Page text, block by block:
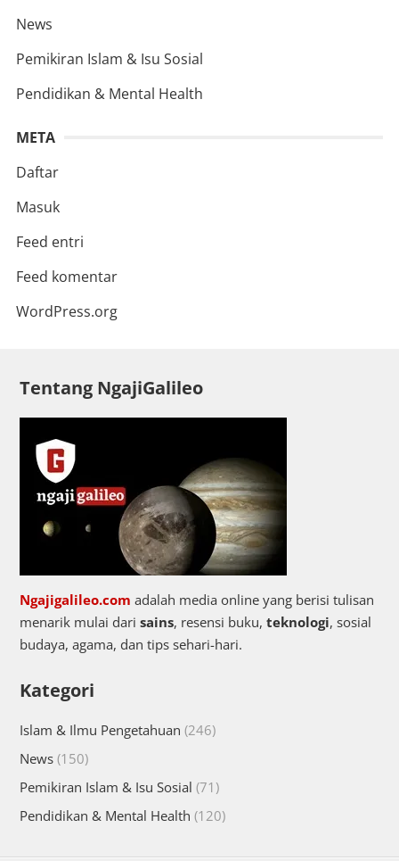
News
Pemikiran Islam & Isu Sosial
Pendidikan & Mental Health
META
Daftar
Masuk
Feed entri
Feed komentar
WordPress.org
Tentang NgajiGalileo
Ngajigalileo.com adalah media online yang berisi tulisan
menarik mulai dari sains, resensi buku, teknologi, sosial
budaya, agama, dan tips sehari-hari.
Kategori
Islam & Ilmu Pengetahuan (246)
News(150)
Pemikiran Islam & Isu Sosial (71)
Pendidikan & Mental Health (120)